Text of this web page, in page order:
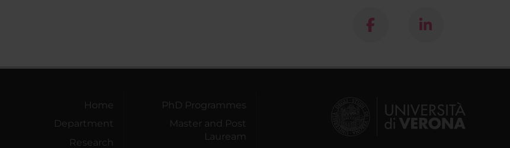
Home
Department
Research
PhD Programmes
Master and Post
Lauream